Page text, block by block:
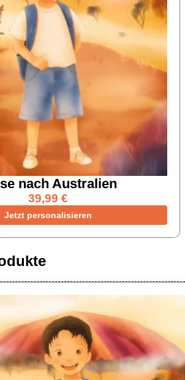
nach Australien
39,99 €
Jetzt personalisieren